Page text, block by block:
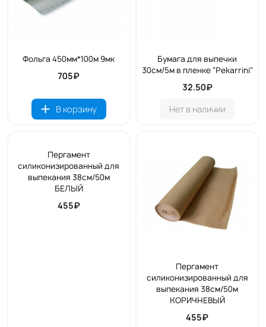
Фольга 450мм*100м 9мк
705₽
В корзину
Бумага для выпечки
30см/5м в пленке "Pekarrini"
32.50₽
Нет в наличии
Пергамент
силиконизированный для
выпекания 38см/50м
БЕЛЫЙ
455₽
Пергамент
силиконизированный для
выпекания 38см/50м
КОРИЧНЕВЫЙ
455₽